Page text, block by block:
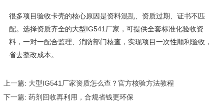
很多项目验收卡壳的核心原因是资料混乱、资质过期、证书不匹
配。选择资质齐全的大型IG541厂家，可提供全套标准化验收资
料，一对一配合监理、消防部门核查，实现项目一次性顺利验收，
省去整改成本。
上一篇: 大型IG541厂家资质怎么查？官方核验方法教程
下一篇: 药剂回收再利用，合规省钱更环保